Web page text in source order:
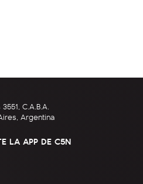
C.A.B.A.
Argentina
LA APP DE C5N